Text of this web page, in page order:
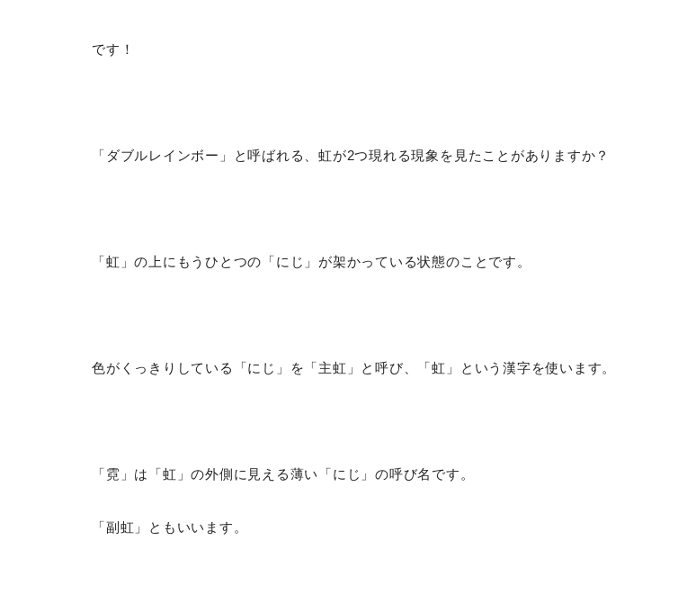
です！
「ダブルレインボー」と呼ばれる、虹が2つ現れる現象を見たことがありますか？
「虹」の上にもうひとつの「にじ」が架かっている状態のことです。
色がくっきりしている「にじ」を「主虹」と呼び、「虹」という漢字を使います。
「霓」は「虹」の外側に見える薄い「にじ」の呼び名です。
「副虹」ともいいます。